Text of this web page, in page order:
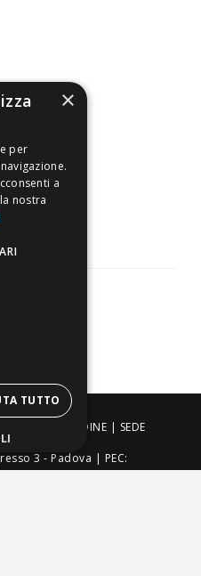
15 33100 - UDINE | SEDE
3 - Padova | PEC:
×
per
a
nostra
TUTTO